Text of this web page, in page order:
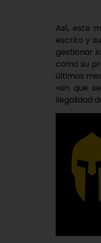
Así, este
escrito y
gestionar
como su
últimos
«sin que
ilegalidad